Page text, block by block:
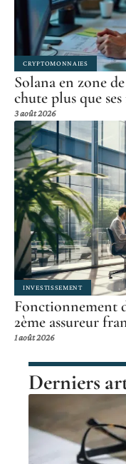
CRYPTOMONNAIES
Solana en zone
chute plus que
3 août 2026
INVESTISSEMENT
Fonctionnement
2ème assureur
1 août 2026
Derniers